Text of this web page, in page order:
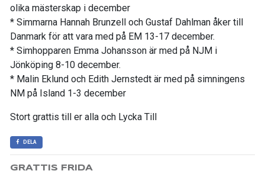
olika mästerskap i december
* Simmarna Hannah Brunzell och Gustaf Dahlman åker till
Danmark för att vara med på EM 13-17 december.
* Simhopparen Emma Johansson är med på NJM i
Jönköping 8-10 december.
* Malin Eklund och Edith Jernstedt är med på simningens
NM på Island 1-3 december
Stort grattis till er alla och Lycka Till
DELA
GRATTIS FRIDA